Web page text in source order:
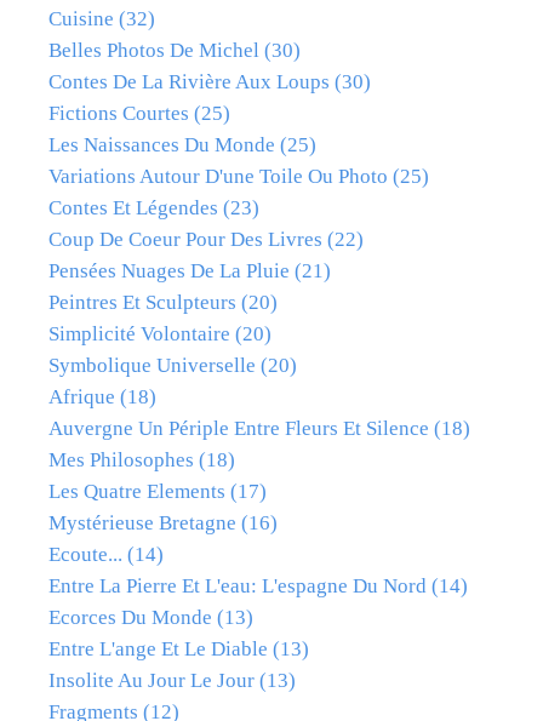
Cuisine (32)
Belles Photos De Michel (30)
Contes De La Rivière Aux Loups (30)
Fictions Courtes (25)
Les Naissances Du Monde (25)
Variations Autour D'une Toile Ou Photo (25)
Contes Et Légendes (23)
Coup De Coeur Pour Des Livres (22)
Pensées Nuages De La Pluie (21)
Peintres Et Sculpteurs (20)
Simplicité Volontaire (20)
Symbolique Universelle (20)
Afrique (18)
Auvergne Un Périple Entre Fleurs Et Silence (18)
Mes Philosophes (18)
Les Quatre Elements (17)
Mystérieuse Bretagne (16)
Ecoute... (14)
Entre La Pierre Et L'eau: L'espagne Du Nord (14)
Ecorces Du Monde (13)
Entre L'ange Et Le Diable (13)
Insolite Au Jour Le Jour (13)
Fragments (12)